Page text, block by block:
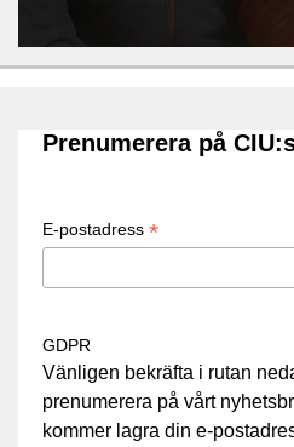
Prenumerera på
E-postadress *
GDPR
Vänligen bekräfta i rutan
prenumerera på vårt
kommer lagra din e-